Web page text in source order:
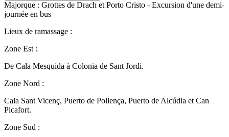
Majorque : Grottes de Drach et Porto Cristo - Excursion d'une demi-
journée en bus
Lieux de ramassage :
Zone Est :
De Cala Mesquida à Colonia de Sant Jordi.
Zone Nord :
Cala Sant Vicenç, Puerto de Pollença, Puerto de Alcúdia et Can
Picafort.
Zone Sud :